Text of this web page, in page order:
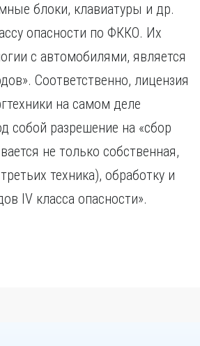
блоки, клавиатуры и др.
опасности по ФККО. Их
с автомобилями, является
Соответственно, лицензия
на самом деле
собой разрешение на «сбор
не только собственная,
техника), обработку и
IV класса опасности».